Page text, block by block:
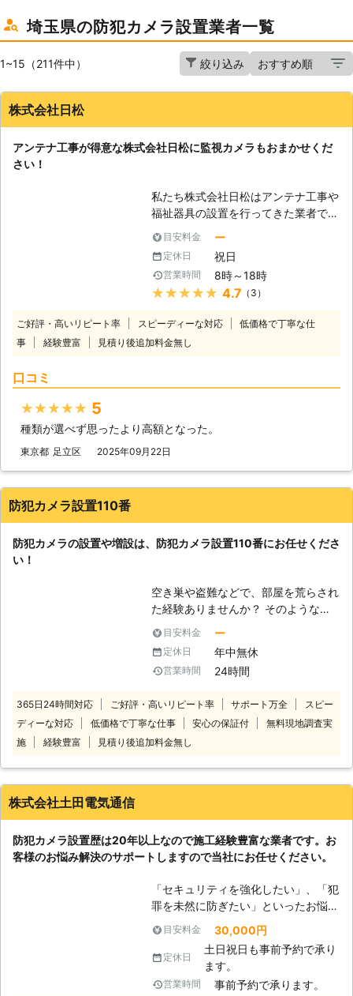
埼玉県の防犯カメラ設置業者一覧
1~15（211件中） 絞り込み
株式会社日松
アンテナ工事が得意な株式会社日松に監視カメラもおまかせくだ
さい！
私たち株式会社日松はアンテナ工事や
福祉器具の設置を行ってきた業者で
す。得意とするこれらの業務で多くの
方々のご依頼を達成してきました。今
回はこの2つの業務ではなく、別の業
務も対応可能だということをお知らせ
いたします。株式会社日松が取り扱っ
事も可能となっているのです。そのた
めに様々な電気設備の設置が可能で
ださい。 【監視カメラ設置もご依頼
ください】 監視カメラも電気設備で
メラ設置を希望されているのかをヒア
す。 【防犯性能が期待できます】 映
像を残す監視カメラですが、その存在
に防犯性能があります。もし空き巣が
入ろうとしている家で監視カメラがじ
っと見ていたら、そこに近づこうとは
思わないでしょう。こうした威圧の効
は大きなメリットがあるのです。ただ
し絶対的な効果ではありませんので、
監視カメラがあるからといってその他
目安料金 ー
定休日 祝日
営業時間 8時～18時
★★★★★ 4.7 （3）
ご好評・高いリピート率 スピーディーな対応
低価格で丁寧な仕
事
経験豊富 見積り後追加料金無し
口コミ
★★★★★ 5
種類が選べず思ったより高額となった。
東京都 足立区 2025年09月22日
防犯カメラ設置110番
防犯カメラの設置や増設は、防犯カメラ設置110番にお任せくださ
い！
空き巣や盗難などで、部屋を荒らされ
た経験ありませんか？ そのような被
害を再び出さないためにも、防犯カメ
ラの設置を考えている人もいるのでは
ないでしょうか。 そのよう時は防犯
カメラ設置110番にお任せください！
も、防犯対策となります。 また、イ
タズラや空き巣の被害があった時に
は、証拠が残っていることも。 この
さまざまな効果を得ることができま
付時間は24時間365日休まず、受け
付けております。 緊急の場合でも、
すぐに対応可能です。日本全国対応し
い。 お客様のご要望にできうる限り
対応いたします。
目安料金 ー
定休日 年中無休
営業時間 24時間
365日24時間対応 ご好評・高いリピート率 サポート万全
スピー
ディーな対応
低価格で丁寧な仕事 安心の保証付
無料現地調査実
施
経験豊富 見積り後追加料金無し
株式会社土田電気通信
防犯カメラ設置歴は20年以上なので施工経験豊富な業者です。お
客様のお悩み解決のサポートしますので当社にお任せください。
「セキュリティを強化したい」、「犯
罪を未然に防ぎたい」といったお悩み
は防犯カメラ設置することで解決でき
ます。 車の盗難や空き巣被害が自分
のお住まいのエリアで起きると不安で
すよね。そんな不安を取り除きたいの
であれば防犯カメラ設置をおすすめし
目安料金 30,000円
定休日
土日祝日も事前予約で承り
ます。
営業時間 事前予約で承ります。